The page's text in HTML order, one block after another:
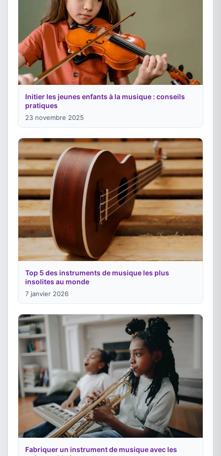
Initier les jeunes enfants à la musique : conseils
pratiques
23 novembre 2025
Top 5 des instruments de musique les plus
insolites au monde
7 janvier 2026
Fabriquer un instrument de musique avec les